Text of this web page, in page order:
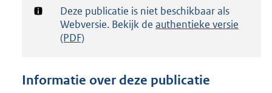
d
g
t
Notificatie:
Deze publicatie is niet beschikbaar als
Webversie. Bekijk de authentieke versie
(PDF)
Informatie over deze publicatie